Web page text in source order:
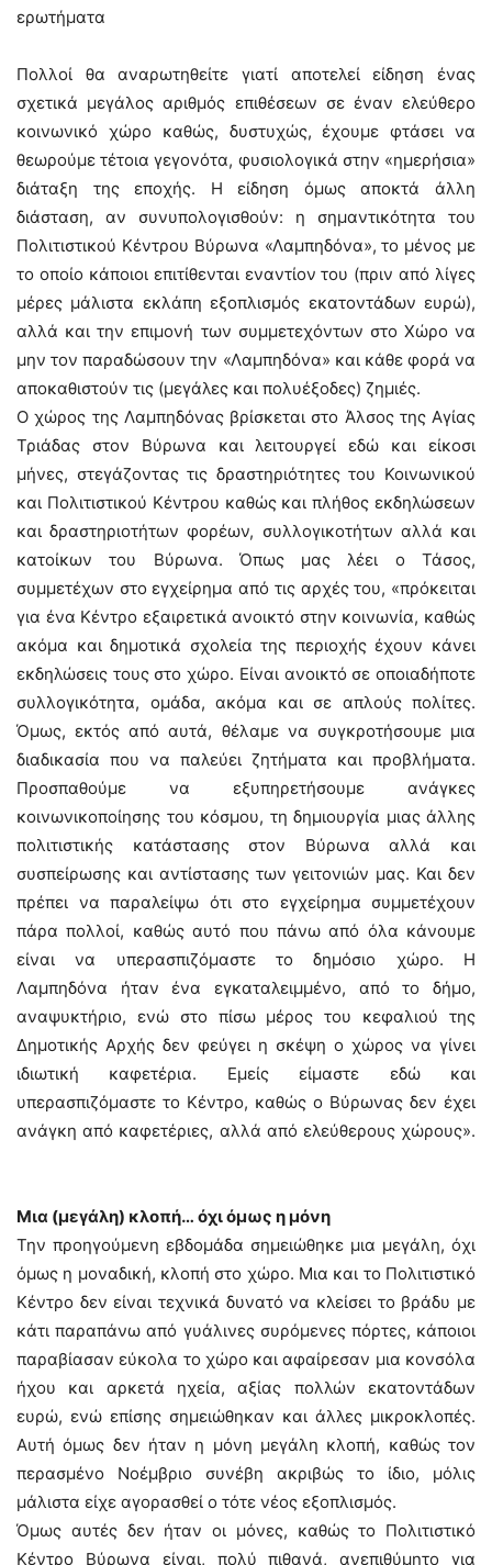
ερωτήματα
Πολλοί θα αναρωτηθείτε γιατί αποτελεί είδηση ένας
σχετικά μεγάλος αριθμός επιθέσεων σε έναν ελεύθερο
κοινωνικό χώρο καθώς, δυστυχώς, έχουμε φτάσει να
θεωρούμε τέτοια γεγονότα, φυσιολογικά στην «ημερήσια»
διάταξη της εποχής. Η είδηση όμως αποκτά άλλη
διάσταση, αν συνυπολογισθούν: η σημαντικότητα του
Πολιτιστικού Κέντρου Βύρωνα «Λαμπηδόνα», το μένος με
το οποίο κάποιοι επιτίθενται εναντίον του (πριν από λίγες
μέρες μάλιστα εκλάπη εξοπλισμός εκατοντάδων ευρώ),
αλλά και την επιμονή των συμμετεχόντων στο Χώρο να
μην τον παραδώσουν την «Λαμπηδόνα» και κάθε φορά να
αποκαθιστούν τις (μεγάλες και πολυέξοδες) ζημιές.
Ο χώρος της Λαμπηδόνας βρίσκεται στο Άλσος της Αγίας
Τριάδας στον Βύρωνα και λειτουργεί εδώ και είκοσι
μήνες, στεγάζοντας τις δραστηριότητες του Κοινωνικού
και Πολιτιστικού Κέντρου καθώς και πλήθος εκδηλώσεων
και δραστηριοτήτων φορέων, συλλογικοτήτων αλλά και
κατοίκων του Βύρωνα. Όπως μας λέει ο Τάσος,
συμμετέχων στο εγχείρημα από τις αρχές του, «πρόκειται
για ένα Κέντρο εξαιρετικά ανοικτό στην κοινωνία, καθώς
ακόμα και δημοτικά σχολεία της περιοχής έχουν κάνει
εκδηλώσεις τους στο χώρο. Είναι ανοικτό σε οποιαδήποτε
συλλογικότητα, ομάδα, ακόμα και σε απλούς πολίτες.
Όμως, εκτός από αυτά, θέλαμε να συγκροτήσουμε μια
διαδικασία που να παλεύει ζητήματα και προβλήματα.
Προσπαθούμε να εξυπηρετήσουμε ανάγκες
κοινωνικοποίησης του κόσμου, τη δημιουργία μιας άλλης
πολιτιστικής κατάστασης στον Βύρωνα αλλά και
συσπείρωσης και αντίστασης των γειτονιών μας. Και δεν
πρέπει να παραλείψω ότι στο εγχείρημα συμμετέχουν
πάρα πολλοί, καθώς αυτό που πάνω από όλα κάνουμε
είναι να υπερασπιζόμαστε το δημόσιο χώρο. Η
Λαμπηδόνα ήταν ένα εγκαταλειμμένο, από το δήμο,
αναψυκτήριο, ενώ στο πίσω μέρος του κεφαλιού της
Δημοτικής Αρχής δεν φεύγει η σκέψη ο χώρος να γίνει
ιδιωτική καφετέρια. Εμείς είμαστε εδώ και
υπερασπιζόμαστε το Κέντρο, καθώς ο Βύρωνας δεν έχει
ανάγκη από καφετέριες, αλλά από ελεύθερους χώρους».
Μια (μεγάλη) κλοπή… όχι όμως η μόνη
Την προηγούμενη εβδομάδα σημειώθηκε μια μεγάλη, όχι
όμως η μοναδική, κλοπή στο χώρο. Μια και το Πολιτιστικό
Κέντρο δεν είναι τεχνικά δυνατό να κλείσει το βράδυ με
κάτι παραπάνω από γυάλινες συρόμενες πόρτες, κάποιοι
παραβίασαν εύκολα το χώρο και αφαίρεσαν μια κονσόλα
ήχου και αρκετά ηχεία, αξίας πολλών εκατοντάδων
ευρώ, ενώ επίσης σημειώθηκαν και άλλες μικροκλοπές.
Αυτή όμως δεν ήταν η μόνη μεγάλη κλοπή, καθώς τον
περασμένο Νοέμβριο συνέβη ακριβώς το ίδιο, μόλις
μάλιστα είχε αγορασθεί ο τότε νέος εξοπλισμός.
Όμως αυτές δεν ήταν οι μόνες, καθώς το Πολιτιστικό
Κέντρο Βύρωνα είναι, πολύ πιθανά, ανεπιθύμητο για